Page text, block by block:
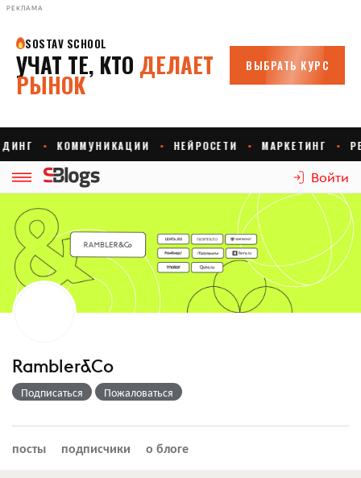
РЕКЛАМА
Войти
Rambler&Co
Подписаться Пожаловаться
посты подписчики о блоге